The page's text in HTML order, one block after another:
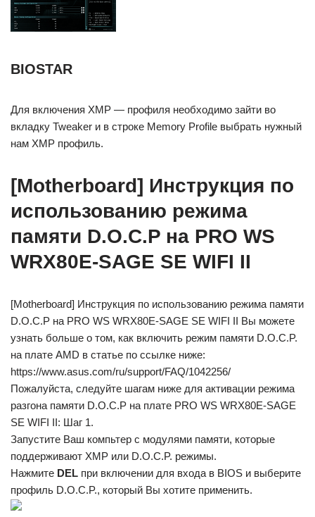
BIOSTAR
Для включения XMP — профиля необходимо зайти во
вкладку Tweaker и в строке Memory Profile выбрать нужный
нам XMP профиль.
[Motherboard] Инструкция по
использованию режима
памяти D.O.C.P на PRO WS
WRX80E-SAGE SE WIFI II
[Motherboard] Инструкция по использованию режима памяти
D.O.C.P на PRO WS WRX80E-SAGE SE WIFI II Вы можете
узнать больше о том, как включить режим памяти D.O.C.P.
на плате AMD в статье по ссылке ниже:
https://www.asus.com/ru/support/FAQ/1042256/
Пожалуйста, следуйте шагам ниже для активации режима
разгона памяти D.O.C.P на плате PRO WS WRX80E-SAGE
SE WIFI II: Шаг 1.
Запустите Ваш компьтер с модулями памяти, которые
поддерживают XMP или D.O.C.P. режимы.
Нажмите DEL при включении для входа в BIOS и выберите
профиль D.O.C.P., который Вы хотите применить.